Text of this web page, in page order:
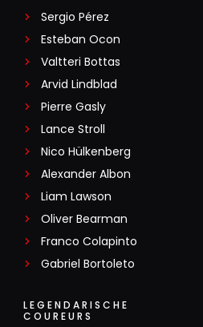
Sergio Pérez
Esteban Ocon
Valtteri Bottas
Arvid Lindblad
Pierre Gasly
Lance Stroll
Nico Hülkenberg
Alexander Albon
Liam Lawson
Oliver Bearman
Franco Colapinto
Gabriel Bortoleto
LEGENDARISCHE
COUREURS